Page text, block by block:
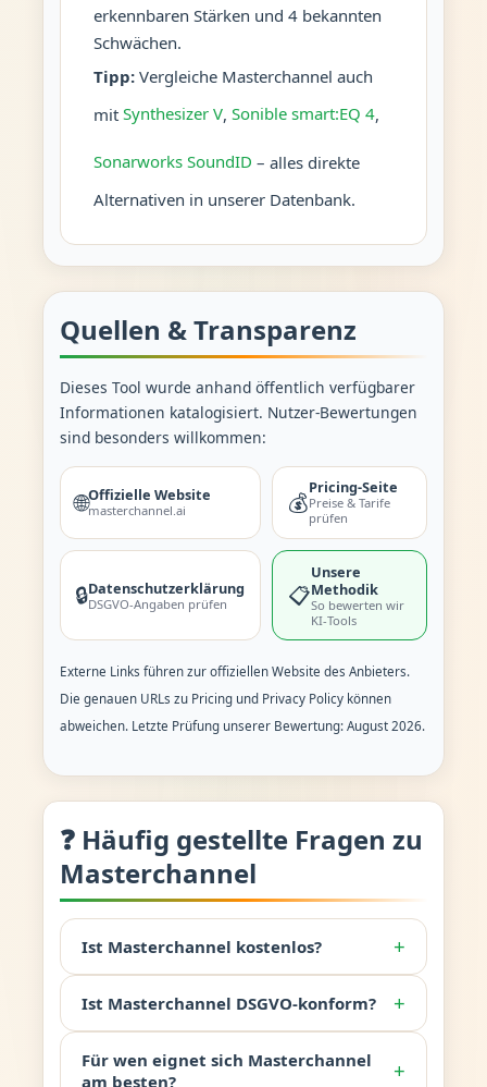
erkennbaren Stärken und 4 bekannten
Schwächen.
Tipp:Vergleiche Masterchannel auch
mit Synthesizer V, Sonible smart:EQ 4,
Sonarworks SoundID – alles direkte
Alternativen in unserer Datenbank.
Quellen & Transparenz
Dieses Tool wurde anhand öffentlich verfügbarer
Informationen katalogisiert. Nutzer-Bewertungen
sind besonders willkommen:
🌐Offizielle Website
masterchannel.ai 💰
Pricing-Seite
Preise & Tarife
prüfen
🔒Datenschutzerklärung
DSGVO-Angaben prüfen 📋
Unsere
Methodik
So bewerten wir
KI-Tools
Externe Links führen zur offiziellen Website des Anbieters.
Die genauen URLs zu Pricing und Privacy Policy können
abweichen. Letzte Prüfung unserer Bewertung: August 2026.
❓ Häufig gestellte Fragen zu
Masterchannel
Ist Masterchannel kostenlos? +
Ist Masterchannel DSGVO-konform? +
Für wen eignet sich Masterchannel
am besten?
+